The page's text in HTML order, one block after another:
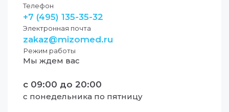
Телефон
+7 (495) 135-35-32
Электронная почта
zakaz@mizomed.ru
Режим работы
Мы ждем вас
с 09:00 до 20:00
с понедельника по пятницу